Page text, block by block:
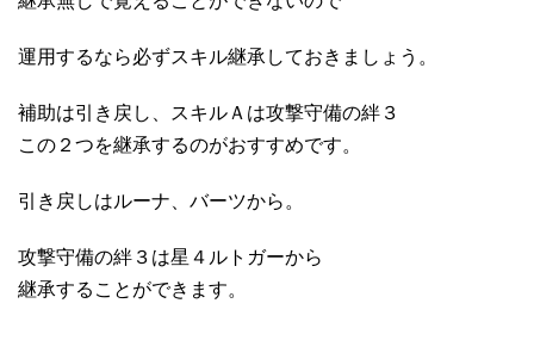
運用するなら必ずスキル継承しておきましょう。
補助は引き戻し、スキルＡは攻撃守備の絆３
この２つを継承するのがおすすめです。
引き戻しはルーナ、バーツから。
攻撃守備の絆３は星４ルトガーから
継承することができます。